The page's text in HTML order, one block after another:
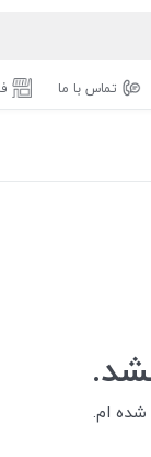
تماس با ما
ام.